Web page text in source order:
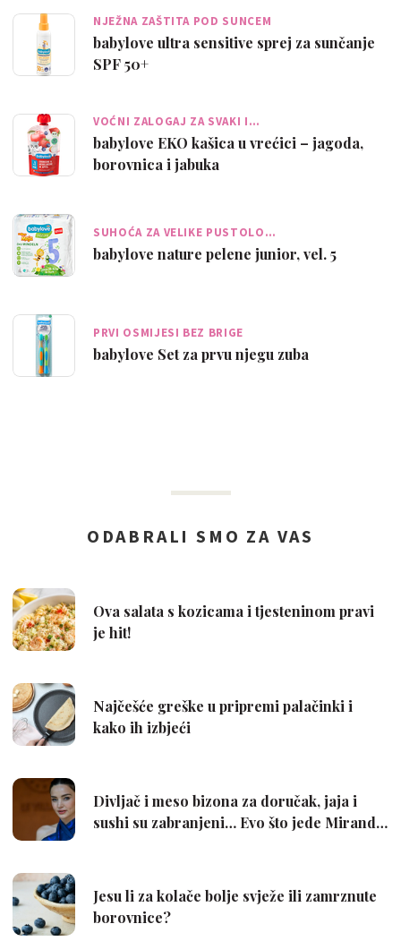
NJEŽNA ZAŠTITA POD SUNCEM
babylove ultra sensitive sprej za sunčanje
SPF 50+
VOĆNI ZALOGAJ ZA SVAKI I…
babylove EKO kašica u vrećici – jagoda,
borovnica i jabuka
SUHOĆA ZA VELIKE PUSTOLO…
babylove nature pelene junior, vel. 5
PRVI OSMIJESI BEZ BRIGE
babylove Set za prvu njegu zuba